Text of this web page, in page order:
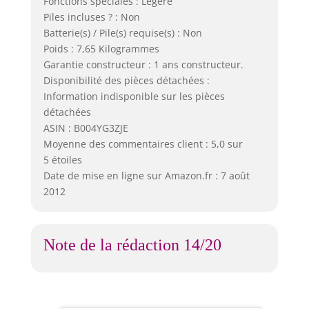
Piles incluses ? : Non
Batterie(s) / Pile(s) requise(s) : Non
Poids : 7,65 Kilogrammes
Garantie constructeur : 1 ans constructeur.
Disponibilité des pièces détachées :
Information indisponible sur les pièces
détachées
ASIN : B004YG3ZJE
Moyenne des commentaires client : 5,0 sur
5 étoiles
Date de mise en ligne sur Amazon.fr : 7 août
2012
Note de la rédaction 14/20